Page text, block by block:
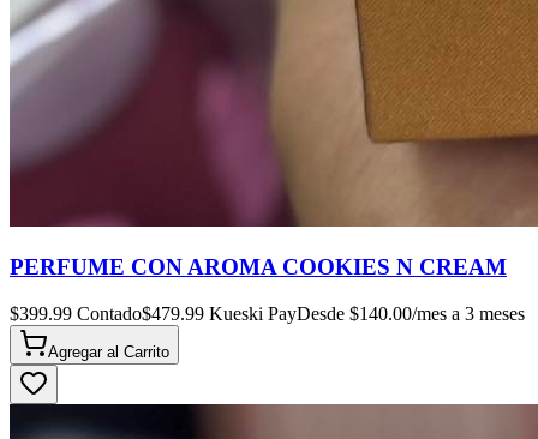
PERFUME CON AROMA COOKIES N CREAM
$399.99 Contado$479.99 Kueski PayDesde $140.00/mes a 3 meses
Agregar al Carrito